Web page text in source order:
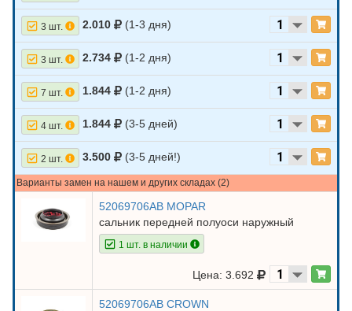
3 шт. 2.010 (1-3 дня)
3 шт. 2.734 (1-2 дня)
7 шт. 1.844 (1-2 дня)
4 шт. 1.844 (3-5 дней)
2 шт. 3.500 (3-5 дней!)
Варианты замен на нашем и других складах (2)
52069706AB MOPAR
сальник передней полуоси наружный
1 шт. в наличии
Цена: 3.692
52069706AB CROWN